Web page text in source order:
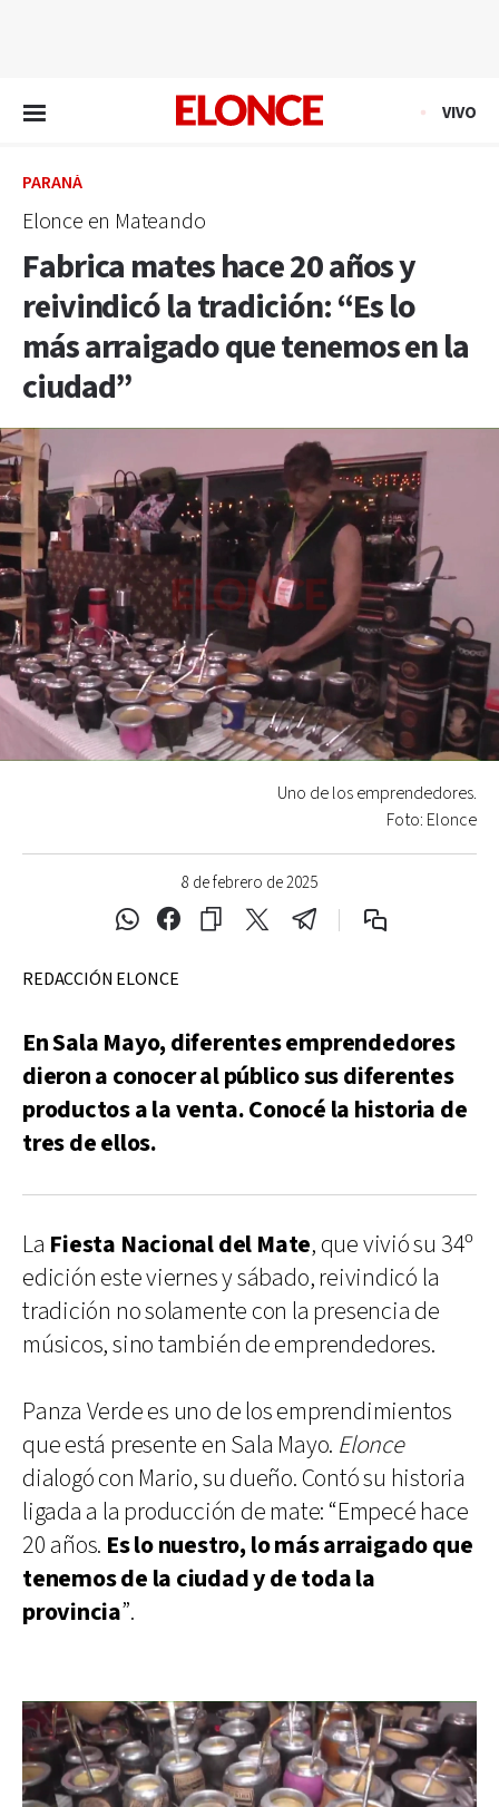
VIVO
PARANÁ
Elonce en Mateando
Fabrica mates hace 20 años y
reivindicó la tradición: “Es lo
más arraigado que tenemos en la
ciudad”
8 de febrero de 2025
Uno de los emprendedores.
Foto: Elonce
REDACCIÓN ELONCE
En Sala Mayo, diferentes emprendedores
dieron a conocer al público sus diferentes
productos a la venta. Conocé la historia de
tres de ellos.
La Fiesta Nacional del Mate, que vivió su 34º
edición este viernes y sábado, reivindicó la
tradición no solamente con la presencia de
músicos, sino también de emprendedores.
Panza Verde es uno de los emprendimientos
que está presente en Sala Mayo. Elonce
dialogó con Mario, su dueño. Contó su historia
ligada a la producción de mate: “Empecé hace
20 años. Es lo nuestro, lo más arraigado que
tenemos de la ciudad y de toda la
provincia”.